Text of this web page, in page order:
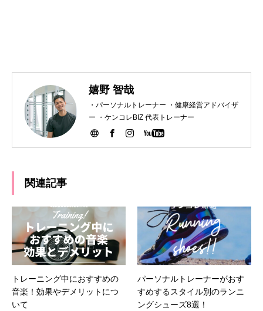
嬉野 智哉
・パーソナルトレーナー ・健康経営アドバイザ
ー ・ケンコレBIZ 代表トレーナー
関連記事
トレーニング中におすすめの
音楽！効果やデメリットにつ
いて
パーソナルトレーナーがおす
すめするスタイル別のランニ
ングシューズ8選！